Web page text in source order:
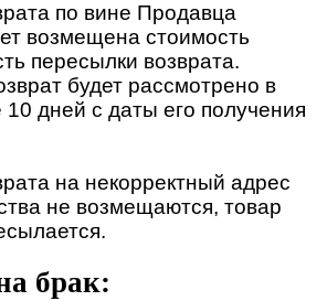
по вине Продавца
возмещена стоимость
пересылки возврата.
будет рассмотрено в
10 дней с даты его получения
на некорректный адрес
не возмещаются, товар
брак: